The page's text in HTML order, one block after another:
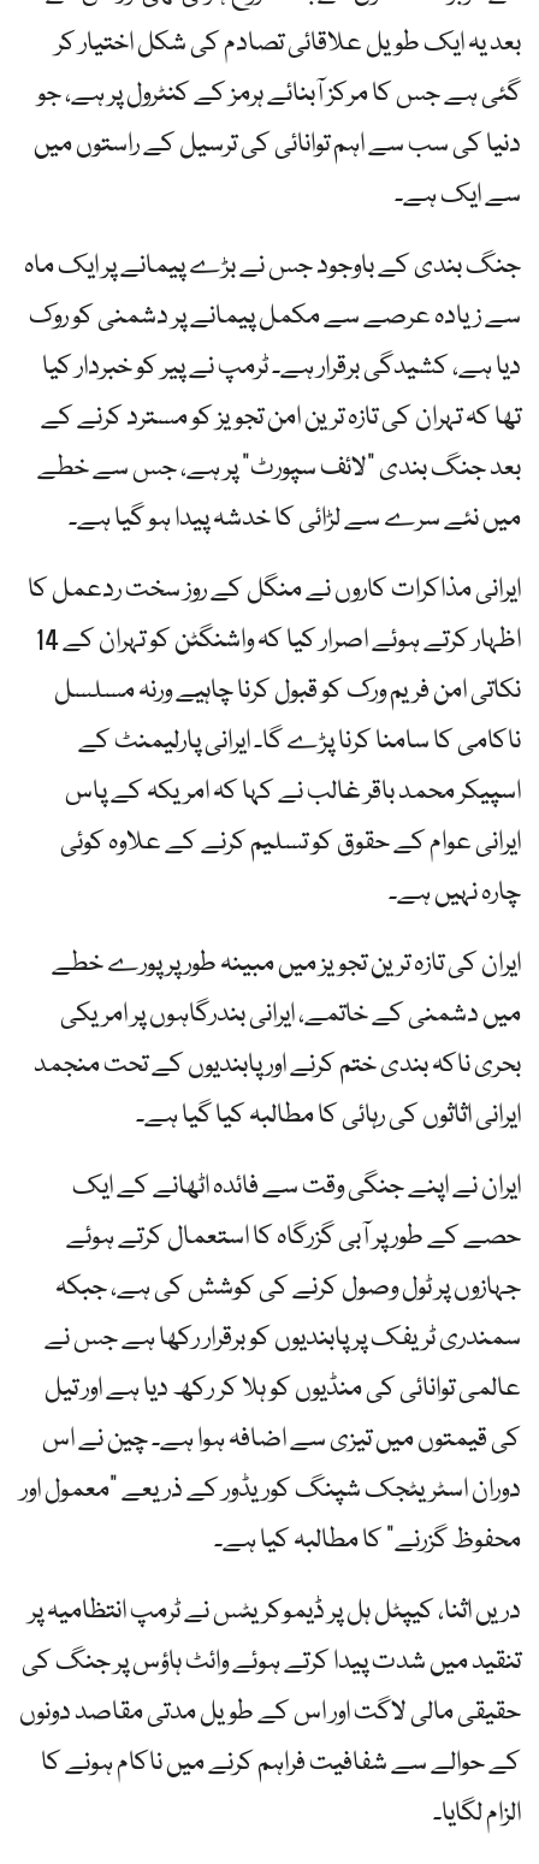
بعد یہ ایک طویل علاقائی تصادم کی شکل اختیار کر
گئی ہے جس کا مرکز آبنائے ہرمز کے کنٹرول پر ہے، جو
دنیا کی سب سے اہم توانائی کی ترسیل کے راستوں میں
سے ایک ہے۔
جنگ بندی کے باوجود جس نے بڑے پیمانے پر ایک ماہ
سے زیادہ عرصے سے مکمل پیمانے پر دشمنی کو روک
دیا ہے، کشیدگی برقرار ہے۔ ٹرمپ نے پیر کو خبردار کیا
تھا کہ تہران کی تازہ ترین امن تجویز کو مسترد کرنے کے
بعد جنگ بندی "لائف سپورٹ” پر ہے، جس سے خطے
میں نئے سرے سے لڑائی کا خدشہ پیدا ہو گیا ہے۔
ایرانی مذاکرات کاروں نے منگل کے روز سخت ردعمل کا
اظہار کرتے ہوئے اصرار کیا کہ واشنگٹن کو تہران کے 14
نکاتی امن فریم ورک کو قبول کرنا چاہیے ورنہ مسلسل
ناکامی کا سامنا کرنا پڑے گا۔ ایرانی پارلیمنٹ کے
اسپیکر محمد باقر غالب نے کہا کہ امریکہ کے پاس
ایرانی عوام کے حقوق کو تسلیم کرنے کے علاوہ کوئی
چارہ نہیں ہے۔
ایران کی تازہ ترین تجویز میں مبینہ طور پر پورے خطے
میں دشمنی کے خاتمے، ایرانی بندرگاہوں پر امریکی
بحری ناکہ بندی ختم کرنے اور پابندیوں کے تحت منجمد
ایرانی اثاثوں کی رہائی کا مطالبہ کیا گیا ہے۔
ایران نے اپنے جنگی وقت سے فائدہ اٹھانے کے ایک
حصے کے طور پر آبی گزرگاہ کا استعمال کرتے ہوئے
جہازوں پر ٹول وصول کرنے کی کوشش کی ہے، جبکہ
سمندری ٹریفک پر پابندیوں کو برقرار رکھا ہے جس نے
عالمی توانائی کی منڈیوں کو ہلا کر رکھ دیا ہے اور تیل
کی قیمتوں میں تیزی سے اضافہ ہوا ہے۔ چین نے اس
دوران اسٹریٹجک شپنگ کوریڈور کے ذریعے "معمول اور
محفوظ گزرنے” کا مطالبہ کیا ہے۔
دریں اثنا، کیپٹل ہل پر ڈیموکریٹس نے ٹرمپ انتظامیہ پر
تنقید میں شدت پیدا کرتے ہوئے وائٹ ہاؤس پر جنگ کی
حقیقی مالی لاگت اور اس کے طویل مدتی مقاصد دونوں
کے حوالے سے شفافیت فراہم کرنے میں ناکام ہونے کا
الزام لگایا۔